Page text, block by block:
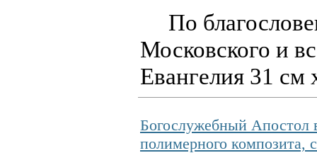
По
Московского и
Евангелия 31
Богослужебный Апостол
полимерного